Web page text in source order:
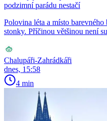
podzimní parádu nestačí
Polovina léta a místo
stonky. Příčinou většinou není
Chalupáři-Zahrádkáři
dnes, 15:58
4 min